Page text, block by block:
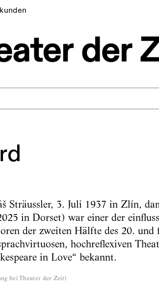
Sträussler, 3. Juli 1937 in Zlín,
in Dorset) war einer der
der zweiten Hälfte des 20. und
hochreflexiven
in Love“ bekannt.
bei Theater der Zeit)